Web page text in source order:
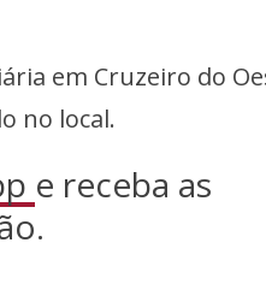
em Cruzeiro do
no local.
e receba as